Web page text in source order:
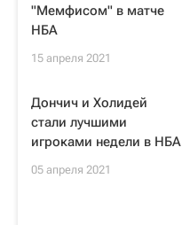
"Мемфисом" в матче
НБА
15 апреля 2021
Дончич и Холидей
стали лучшими
игроками недели в НБА
05 апреля 2021